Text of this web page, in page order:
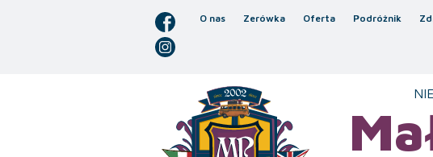
O nas Zerówka Oferta Podróżnik